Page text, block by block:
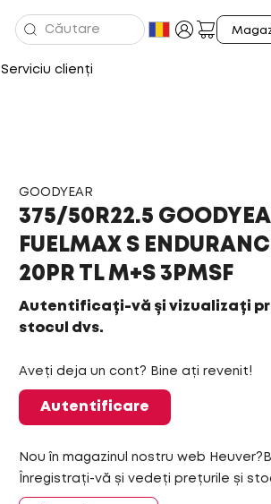
Serviciu clienți
GOODYEAR
375/50R22.5
FUELMAX S
20PR TL M+S 3PMSF
Autentificați-vă și vizualizați
stocul dvs.
Aveți deja un cont? Bine ați revenit!
Autentificare
Nou în magazinul nostru web
Înregistrați-vă și vedeți prețurile și